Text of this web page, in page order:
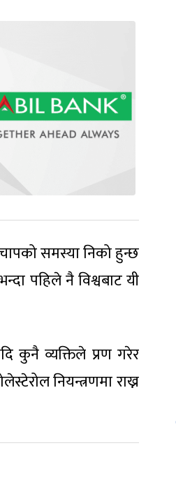
समस्या निको हुन्छ
पहिले नै विश्वबाट यी
कुनै व्यक्तिले प्रण गरेर
नियन्त्रणमा राख्न